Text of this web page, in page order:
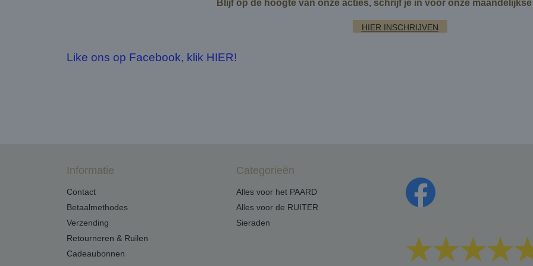
Blijf op de hoogte van onze acties, schrijf je in voor onze
HIER INSCHRIJVEN
Like ons op Facebook, klik HIER!
Informatie
Contact
Betaalmethodes
Verzending
Retourneren & Ruilen
Cadeaubonnen
Categorieën
Alles voor het PAARD
Alles voor de RUITER
Sieraden